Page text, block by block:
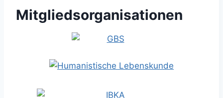
Mitgliedsorganisationen